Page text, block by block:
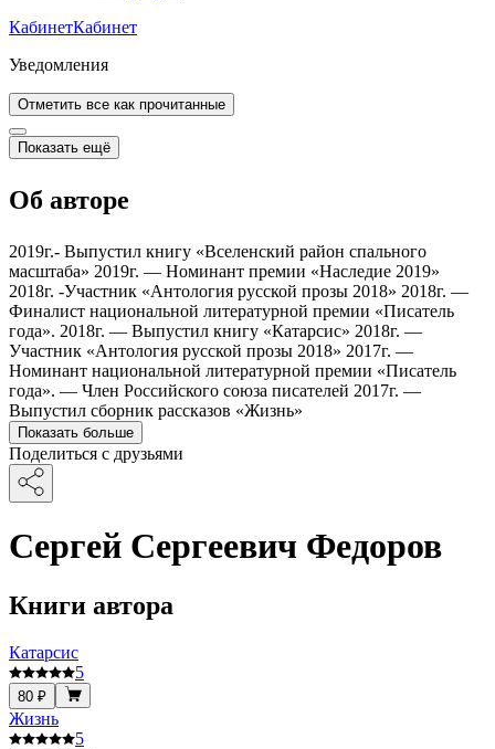
КабинетКабинет
Уведомления
Отметить все как прочитанные
Показать ещё
Об авторе
2019г.- Выпустил книгу «Вселенский район спального
масштаба» 2019г. — Номинант премии «Наследие 2019»
2018г. -Участник «Антология русской прозы 2018» 2018г. —
Финалист национальной литературной премии «Писатель
года». 2018г. — Выпустил книгу «Катарсис» 2018г. —
Участник «Антология русской прозы 2018» 2017г. —
Номинант национальной литературной премии «Писатель
года». — Член Российского союза писателей 2017г. —
Выпустил сборник рассказов «Жизнь»
Показать больше
Поделиться с друзьями
Сергей Сергеевич Федоров
Книги автора
Катарсис
5
80 ₽
Жизнь
5